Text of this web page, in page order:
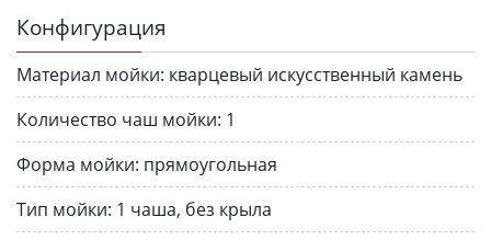
Конфигурация
Материал мойки: кварцевый искусственный камень
Количество чаш мойки: 1
Форма мойки: прямоугольная
Тип мойки: 1 чаша, без крыла